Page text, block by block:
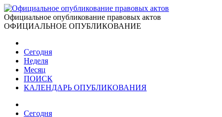
Официальное опубликование правовых актов
ОФИЦИАЛЬНОЕ ОПУБЛИКОВАНИЕ
Сегодня
Неделя
Месяц
ПОИСК
КАЛЕНДАРЬ ОПУБЛИКОВАНИЯ
Сегодня